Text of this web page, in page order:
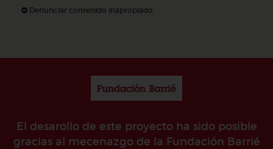
Denunciar contenido inapropiado
El desarollo de este proyecto ha sido posible
gracias al mecenazgo de la Fundación Barrié